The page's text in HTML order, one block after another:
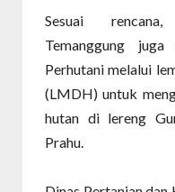
Sesuai
Temanggung
Perhutani melalui
(LMDH) untuk
hutan di lereng
Prahu.